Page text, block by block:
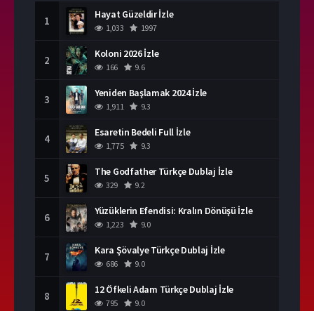
1 Hayat Güzeldir İzle
1,033 1997
2 Koloni 2026 İzle
166 9.6
3 Yeniden Başlamak 2024 İzle
1,911 9.3
4 Esaretin Bedeli Full İzle
1,775 9.3
5 The Godfather Türkçe Dublaj İzle
329 9.2
6 Yüzüklerin Efendisi: Kralın Dönüşü İzle
1,223 9.0
7 Kara Şövalye Türkçe Dublaj İzle
686 9.0
8 12 Öfkeli Adam Türkçe Dublaj İzle
795 9.0